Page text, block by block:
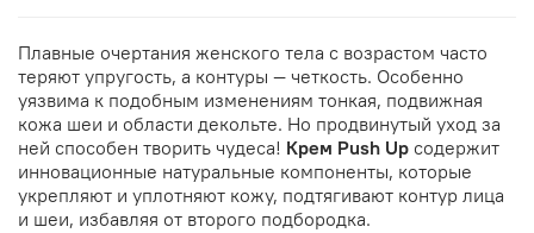
Плавные очертания женского тела с возрастом часто
теряют упругость, а контуры — четкость. Особенно
уязвима к подобным изменениям тонкая, подвижная
кожа шеи и области декольте. Но продвинутый уход за
ней способен творить чудеса! Крем Push Up содержит
инновационные натуральные компоненты, которые
укрепляют и уплотняют кожу, подтягивают контур лица
и шеи, избавляя от второго подбородка.